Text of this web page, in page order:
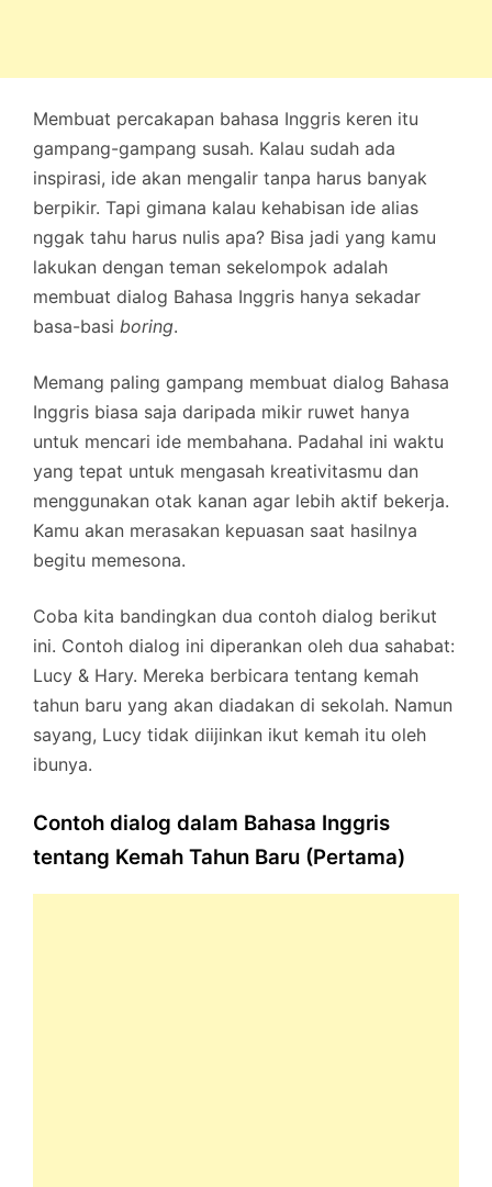
Membuat percakapan bahasa Inggris keren itu
gampang-gampang susah. Kalau sudah ada
inspirasi, ide akan mengalir tanpa harus banyak
berpikir. Tapi gimana kalau kehabisan ide alias
nggak tahu harus nulis apa? Bisa jadi yang kamu
lakukan dengan teman sekelompok adalah
membuat dialog Bahasa Inggris hanya sekadar
basa-basi boring.
Memang paling gampang membuat dialog Bahasa
Inggris biasa saja daripada mikir ruwet hanya
untuk mencari ide membahana. Padahal ini waktu
yang tepat untuk mengasah kreativitasmu dan
menggunakan otak kanan agar lebih aktif bekerja.
Kamu akan merasakan kepuasan saat hasilnya
begitu memesona.
Coba kita bandingkan dua contoh dialog berikut
ini. Contoh dialog ini diperankan oleh dua sahabat:
Lucy & Hary. Mereka berbicara tentang kemah
tahun baru yang akan diadakan di sekolah. Namun
sayang, Lucy tidak diijinkan ikut kemah itu oleh
ibunya.
Contoh dialog dalam Bahasa Inggris
tentang Kemah Tahun Baru (Pertama)